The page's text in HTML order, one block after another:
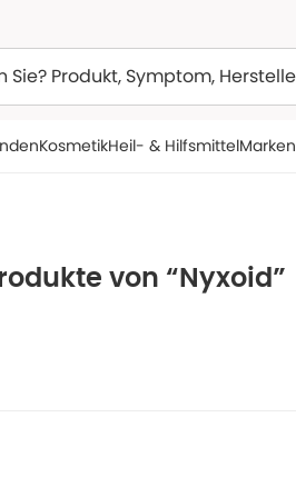
KosmetikHeil- & HilfsmittelMarken
von “Nyxoid”